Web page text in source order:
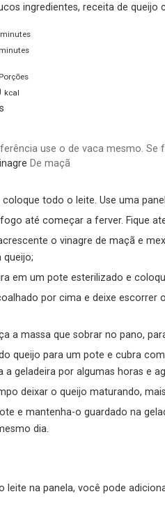
ingredientes, receita de queijo
minutes
minutes
Porções
kcal
use o de vaca mesmo.
De maçã
coloque todo o leite. Use uma
até começar a ferver. Fique
o vinagre de maçã e
queijo;
em um pote esterilizado e
por cima e deixe
a massa que sobrar no pano,
queijo para um pote e cubra
a geladeira por algumas horas e
deixar o queijo maturando,
e mantenha-o guardado na
dia.
na panela, você pode